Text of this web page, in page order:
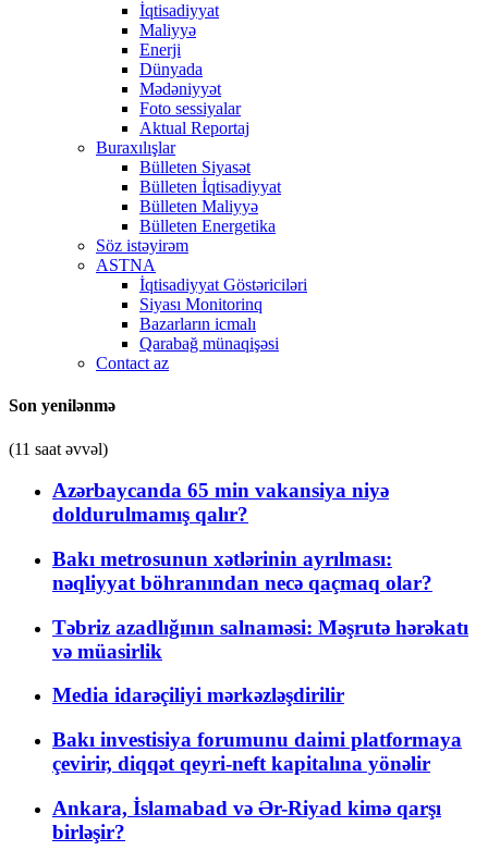
İqtisadiyyat
Maliyyə
Enerji
Dünyada
Mədəniyyət
Foto sessiyalar
Aktual Reportaj
Buraxılışlar
Bülleten Siyasət
Bülleten İqtisadiyyat
Bülleten Maliyyə
Bülleten Energetika
Söz istəyirəm
ASTNA
İqtisadiyyat Göstəriciləri
Siyası Monitorinq
Bazarların icmalı
Qarabağ münaqişəsi
Contact az
Son yenilənmə
(11 saat əvvəl)
Azərbaycanda 65 min vakansiya niyə
doldurulmamış qalır?
Bakı metrosunun xətlərinin ayrılması:
nəqliyyat böhranından necə qaçmaq olar?
Təbriz azadlığının salnaməsi: Məşrutə hərəkatı
və müasirlik
Media idarəçiliyi mərkəzləşdirilir
Bakı investisiya forumunu daimi platformaya
çevirir, diqqət qeyri-neft kapitalına yönəlir
Ankara, İslamabad və Ər-Riyad kimə qarşı
birləşir?